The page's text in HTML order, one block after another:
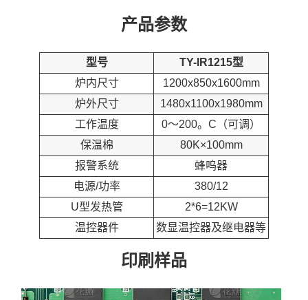
产品参数
型号
TY-IR1215型
炉内尺寸
1200x850x1600mm
炉外尺寸
1480x1100x1980mm
工作温度
0～200。C（可调）
保温棉
80K×100mm
报警系统
蜂呜器
电源/功率
380/12
U型发热管
2*6=12KW
温控器件
数显温控器及继电器等
印刷样品